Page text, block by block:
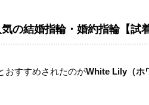
の結婚指輪・婚約指輪【試
おすすめされたのがWhite Lily（ホ